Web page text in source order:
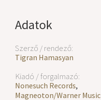
Adatok
Szerző / rendező:
Tigran Hamasyan
Kiadó / forgalmazó:
Nonesuch Records,
Magneoton/Warner Music